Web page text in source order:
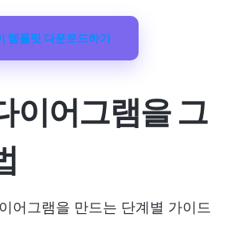
템플릿 다운로드하기
이어그램을 그
어그램을 만드는 단계별 가이드